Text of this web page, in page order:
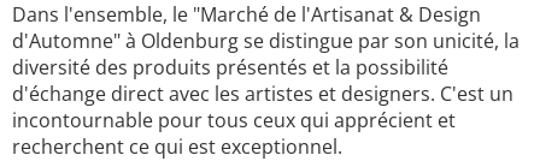
Dans l'ensemble, le "Marché de l'Artisanat & Design
d'Automne" à Oldenburg se distingue par son unicité, la
diversité des produits présentés et la possibilité
d'échange direct avec les artistes et designers. C'est un
incontournable pour tous ceux qui apprécient et
recherchent ce qui est exceptionnel.